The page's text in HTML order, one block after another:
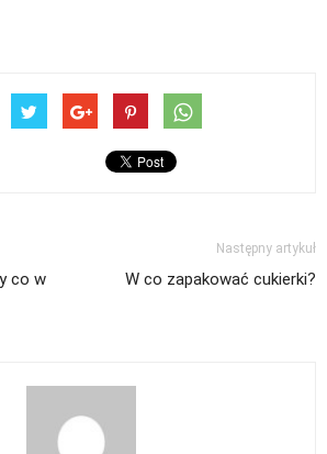
co w
Następny artykuł
W co zapakować cukierki?